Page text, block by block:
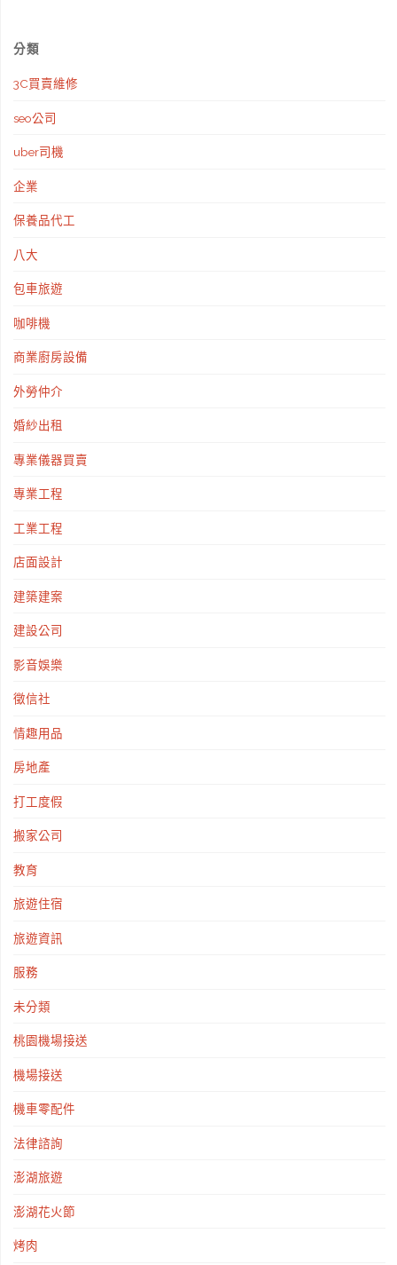
分類
3C買賣維修
seo公司
uber司機
企業
保養品代工
八大
包車旅遊
咖啡機
商業廚房設備
外勞仲介
婚紗出租
專業儀器買賣
專業工程
工業工程
店面設計
建築建案
建設公司
影音娛樂
徵信社
情趣用品
房地產
打工度假
搬家公司
教育
旅遊住宿
旅遊資訊
服務
未分類
桃園機場接送
機場接送
機車零配件
法律諮詢
澎湖旅遊
澎湖花火節
烤肉